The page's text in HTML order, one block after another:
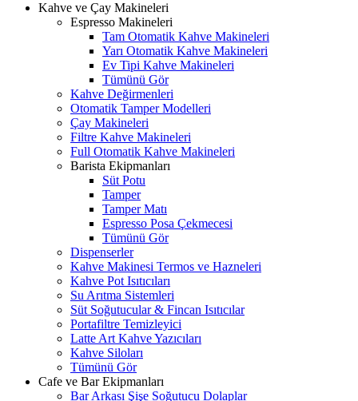
Kahve ve Çay Makineleri
Espresso Makineleri
Tam Otomatik Kahve Makineleri
Yarı Otomatik Kahve Makineleri
Ev Tipi Kahve Makineleri
Tümünü Gör
Kahve Değirmenleri
Otomatik Tamper Modelleri
Çay Makineleri
Filtre Kahve Makineleri
Full Otomatik Kahve Makineleri
Barista Ekipmanları
Süt Potu
Tamper
Tamper Matı
Espresso Posa Çekmecesi
Tümünü Gör
Dispenserler
Kahve Makinesi Termos ve Hazneleri
Kahve Pot Isıtıcıları
Su Arıtma Sistemleri
Süt Soğutucular & Fincan Isıtıcılar
Portafiltre Temizleyici
Latte Art Kahve Yazıcıları
Kahve Siloları
Tümünü Gör
Cafe ve Bar Ekipmanları
Bar Arkası Şişe Soğutucu Dolaplar